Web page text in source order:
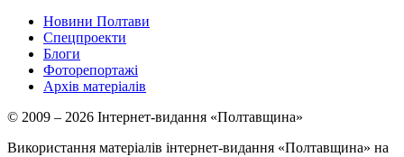
Новини Полтави
Спецпроекти
Блоги
Фоторепортажі
Архів матеріалів
© 2009 – 2026 Інтернет-видання «Полтавщина»
Використання матеріалів інтернет-видання «Полтавщина» на